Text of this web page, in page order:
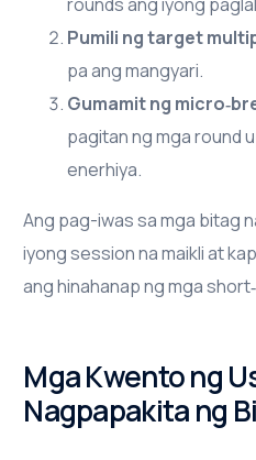
Pumili ng target
pa ang mangyari.
Gumamit ng
pagitan ng mga round
enerhiya.
Ang pag-iwas sa mga bitag
iyong session na maikli at
ang hinahanap ng mga
Mga Kwento ng
Nagpapakita ng